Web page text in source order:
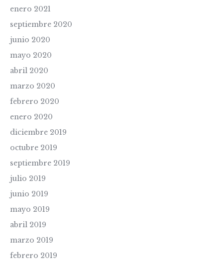
enero 2021
septiembre 2020
junio 2020
mayo 2020
abril 2020
marzo 2020
febrero 2020
enero 2020
diciembre 2019
octubre 2019
septiembre 2019
julio 2019
junio 2019
mayo 2019
abril 2019
marzo 2019
febrero 2019